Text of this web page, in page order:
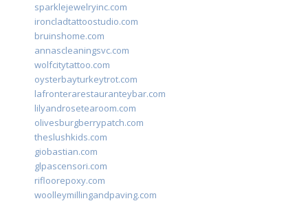
sparklejewelryinc.com
ironcladtattoostudio.com
bruinshome.com
annascleaningsvc.com
wolfcitytattoo.com
oysterbayturkeytrot.com
lafronterarestauranteybar.com
lilyandrosetearoom.com
olivesburgberrypatch.com
theslushkids.com
giobastian.com
glpascensori.com
rifloorepoxy.com
woolleymillingandpaving.com